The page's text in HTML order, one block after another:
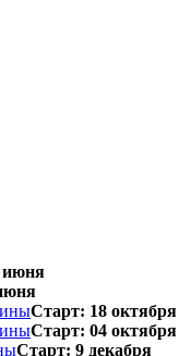
июня
Старт: 18 октября
Старт: 04 октября
Старт: 9 декабря